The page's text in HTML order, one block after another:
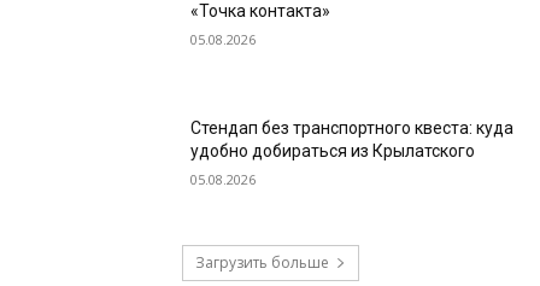
«Точка контакта»
05.08.2026
Стендап без транспортного квеста: куда
удобно добираться из Крылатского
05.08.2026
Загрузить больше